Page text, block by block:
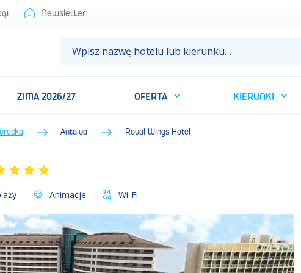
Newsletter
ZIMA 2026/27 OFERTA KIERUNKI
Antalya Royal Wings Hotel
Animacje Wi-Fi
Sun&Fun